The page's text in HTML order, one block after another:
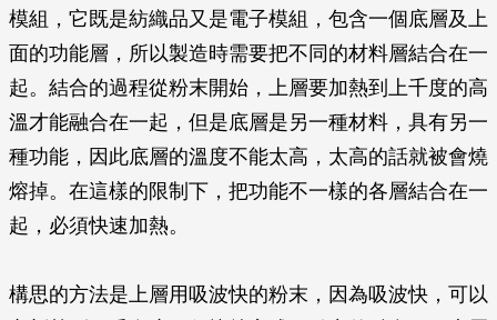
模組，它既是紡織品又是電子模組，包含一個底層及上
面的功能層，所以製造時需要把不同的材料層結合在一
起。結合的過程從粉末開始，上層要加熱到上千度的高
溫才能融合在一起，但是底層是另一種材料，具有另一
種功能，因此底層的溫度不能太高，太高的話就被會燒
熔掉。在這樣的限制下，把功能不一樣的各層結合在一
起，必須快速加熱。
構思的方法是上層用吸波快的粉末，因為吸波快，可以